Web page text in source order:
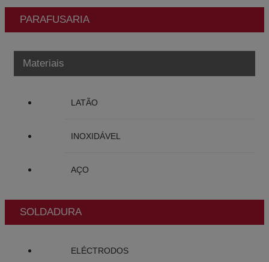
PARAFUSARIA
Materiais
LATÃO
INOXIDÁVEL
AÇO
SOLDADURA
ELÉCTRODOS